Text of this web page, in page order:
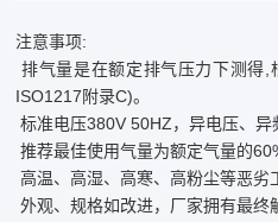
注意事项:
排气量是在额定排气压力下测得
ISO1217附录C)。
标准电压380V 50HZ，异电压、异
推荐最佳使用气量为额定气量的
高温、高湿、高寒、高粉尘等恶劣
外观、规格如改进，厂家拥有最终